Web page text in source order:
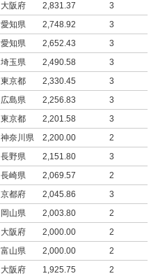
大阪府 2,831.37
3
愛知県 2,748.92
3
愛知県 2,652.43
3
埼玉県 2,490.58
3
東京都 2,330.45
3
広島県 2,256.83
3
東京都 2,201.58
3
神奈川県 2,200.00
2
長野県 2,151.80
3
長崎県 2,069.57
2
京都府 2,045.86
3
岡山県 2,003.80
2
大阪府 2,000.00
2
富山県 2,000.00
2
大阪府 1,925.75
2